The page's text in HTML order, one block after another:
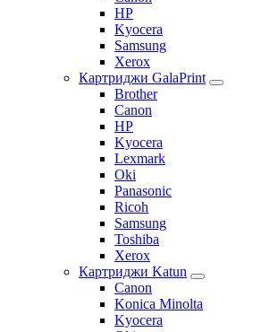
HP
Kyocera
Samsung
Xerox
Картриджи GalaPrint
Brother
Canon
HP
Kyocera
Lexmark
Oki
Panasonic
Ricoh
Samsung
Toshiba
Xerox
Картриджи Katun
Canon
Konica Minolta
Kyocera